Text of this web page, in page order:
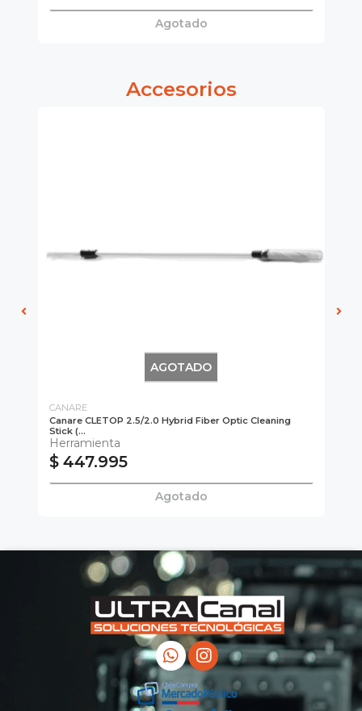
Agotado
Accesorios
AGOTADO
CANARE
Canare CLETOP 2.5/2.0 Hybrid Fiber Optic Cleaning
Stick (...
Herramienta
$ 447.995
Agotado